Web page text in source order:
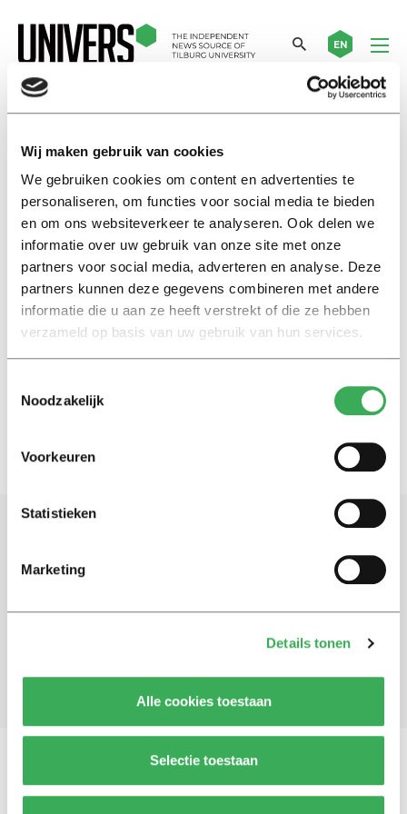
Wij maken gebruik van cookies
We gebruiken cookies om content en advertenties te
personaliseren, om functies voor social media te bieden
en om ons websiteverkeer te analyseren. Ook delen we
informatie over uw gebruik van onze site met onze
partners voor social media, adverteren en analyse. Deze
partners kunnen deze gegevens combineren met andere
informatie die u aan ze heeft verstrekt of die ze hebben
verzameld op basis van uw gebruik van hun services.
Noodzakelijk
Voorkeuren
Statistieken
Marketing
Details tonen
Alle cookies toestaan
Selectie toestaan
EN
Notes and guns in lecture halls
in Texas
03 augustus 2016
Nieuws
Dildoprotest tegen Texaanse
wapenwet
Blijf op de hoogte. Meld je aan voor de nieuwsbrief van
Vragen, opmerkingen of tips?Neem contact met